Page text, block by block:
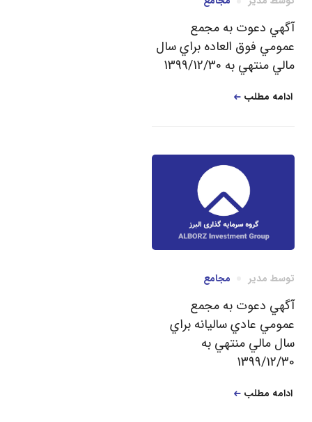
آگهي دعوت به مجمع
عمومي فوق العاده براي سال
مالي منتهي به 1399/12/30
ادامه مطلب
توسط مدیر مجامع
آگهي دعوت به مجمع
عمومي عادي ساليانه براي
سال مالي منتهي به
1399/12/30
ادامه مطلب